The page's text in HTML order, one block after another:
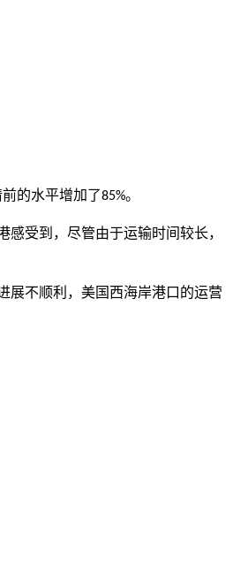
的水平增加了85%。
受到，尽管由于运输时间较长，
展不顺利，美国西海岸港口的运营